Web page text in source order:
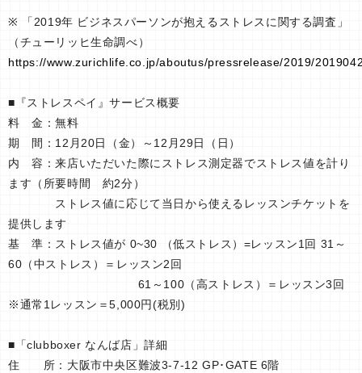
※ 「2019年 ビジネスパーソンが抱えるストレスに関する調査」
（チューリッヒ生命調べ）
https://www.zurichlife.co.jp/aboutus/pressrelease/2019/
■『ストレスペイ』サービス概要
料 金：無料
期 間：12月20日（金）～12月29日（日）
内 容：来店いただいた際にストレス測定器でストレス値を計り
ます（所要時間 約2分）
ストレス値に応じて当日から使えるレッスンチケットを
提供します
基 準：ストレス値が 0~30 （低ストレス）=レッスン1回 31～
60（中ストレス）＝レッスン2回
61～100（高ストレス）＝レッスン3回
※通常1レッスン＝5,000円(税別)
■「clubboxer なんば店」詳細
住 所：大阪市中央区難波3-7-12 GP･GATE 6階